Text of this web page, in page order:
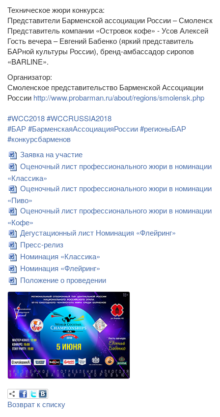
Техническое жюри конкурса:
Представители Барменской ассоциации России – Смоленск
Представитель компании «Островок кофе» - Усов Алексей
Гость вечера – Евгений Бабенко (яркий представитель
БАРной культуры России), бренд-амбассадор сиропов
«BARLINE».
Организатор:
Смоленское представительство Барменской Ассоциации
России http://www.probarman.ru/about/regions/smolensk.php
#WCC2018#WCCRUSSIA2018
#БАР#БарменскаяАссоциацияРоссии#регионыБАР
#конкурсбарменов
Заявка на участие
Оценочный лист профессионального жюри в номинации
«Классика»
Оценочный лист профессионального жюри в номинации
«Пиво»
Оценочный лист профессионального жюри в номинации
«Кофе»
Дегустационный лист Номинация «Флейринг»
Пресс-релиз
Номинация «Классика»
Номинация «Флейринг»
Положение о проведении
Возврат к списку